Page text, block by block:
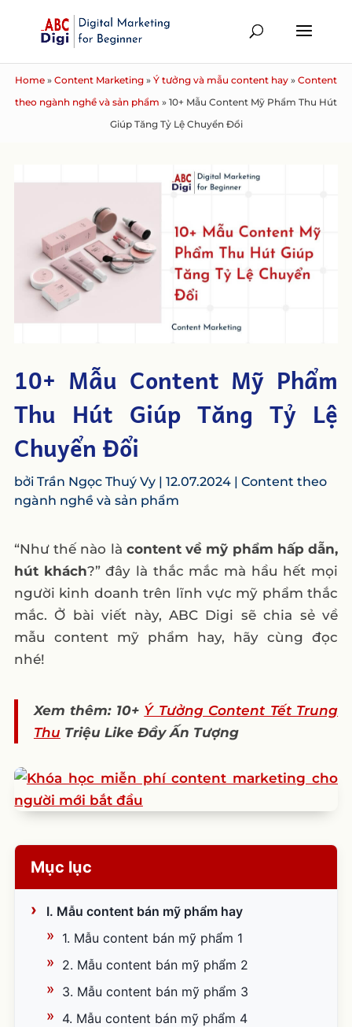
Home » Content Marketing » Ý tưởng và mẫu content hay » Content
theo ngành nghề và sản phẩm » 10+ Mẫu Content Mỹ Phẩm Thu Hút
Giúp Tăng Tỷ Lệ Chuyển Đổi
10+ Mẫu Content Mỹ Phẩm
Thu Hút Giúp Tăng Tỷ Lệ
Chuyển Đổi
bởi Trần Ngọc Thuý Vy| 12.07.2024| Content theo
ngành nghề và sản phẩm
“Như thế nào là content về mỹ phẩm hấp dẫn,
hút khách?” đây là thắc mắc mà hầu hết mọi
người kinh doanh trên lĩnh vực mỹ phẩm thắc
mắc. Ở bài viết này, ABC Digi sẽ chia sẻ về
mẫu content mỹ phẩm hay, hãy cùng đọc
nhé!
Xem thêm: 10+ Ý Tưởng Content Tết Trung
Thu Triệu Like Đầy Ấn Tượng
Mục lục
I. Mẫu content bán mỹ phẩm hay
1. Mẫu content bán mỹ phẩm 1
2. Mẫu content bán mỹ phẩm 2
3. Mẫu content bán mỹ phẩm 3
4. Mẫu content bán mỹ phẩm 4